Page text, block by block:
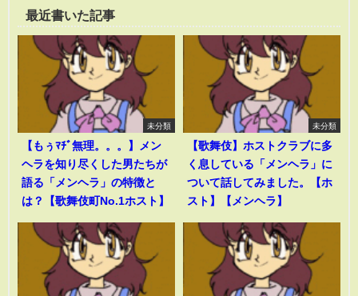
最近書いた記事
未分類
【もぅﾏﾁﾞ無理。。。】メン
ヘラを知り尽くした男たちが
語る「メンヘラ」の特徴と
は？【歌舞伎町No.1ホスト】
未分類
【歌舞伎】ホストクラブに多
く息している「メンヘラ」に
ついて話してみました。【ホ
スト】【メンヘラ】